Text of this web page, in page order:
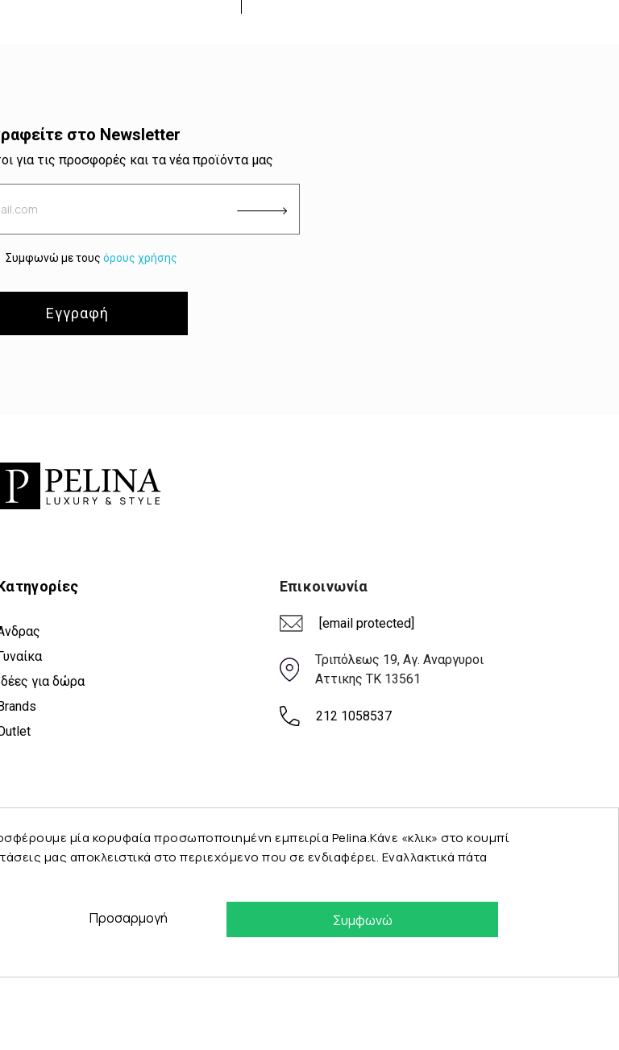
στο Newsletter
για τις προσφορές και τα νέα προϊόντα μας
Συμφωνώ με τους όρους χρήσης
Εγγραφή
για δώρα
Επικοινωνία
[email protected]
Τριπόλεως 19, Αγ. Αναργυροι
Αττικης ΤΚ 13561
212 1058537
μία κορυφαία προσωποποιημένη εμπειρία Pelina.Κάνε «κλικ» στο κουμπί
μας αποκλειστικά στο περιεχόμενο που σε ενδιαφέρει. Εναλλακτικά πάτα
Συμφωνώ
Προσαρμογή